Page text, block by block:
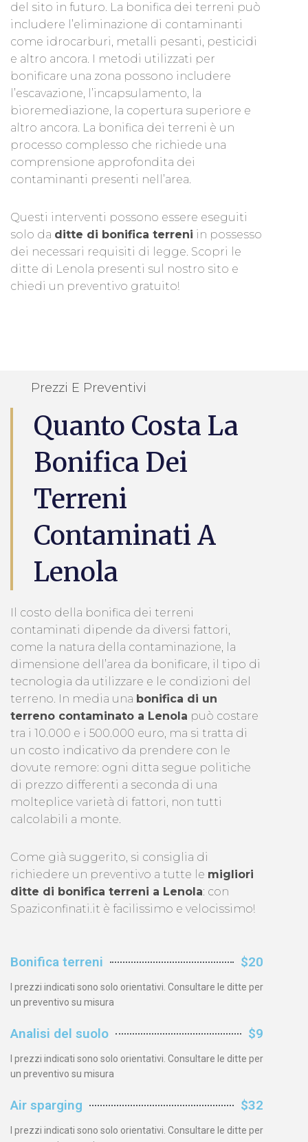
del sito in futuro. La bonifica dei terreni può
includere l’eliminazione di contaminanti
come idrocarburi, metalli pesanti, pesticidi
e altro ancora. I metodi utilizzati per
bonificare una zona possono includere
l’escavazione, l’incapsulamento, la
bioremediazione, la copertura superiore e
altro ancora. La bonifica dei terreni è un
processo complesso che richiede una
comprensione approfondita dei
contaminanti presenti nell’area.
Questi interventi possono essere eseguiti
solo da ditte di bonifica terreni in possesso
dei necessari requisiti di legge. Scopri le
ditte di Lenola presenti sul nostro sito e
chiedi un preventivo gratuito!
Prezzi E Preventivi
Quanto Costa La
Bonifica Dei
Terreni
Contaminati A
Lenola
Il costo della bonifica dei terreni
contaminati dipende da diversi fattori,
come la natura della contaminazione, la
dimensione dell’area da bonificare, il tipo di
tecnologia da utilizzare e le condizioni del
terreno. In media una bonifica di un
terreno contaminato a Lenola può costare
tra i 10.000 e i 500.000 euro, ma si tratta di
un costo indicativo da prendere con le
dovute remore: ogni ditta segue politiche
di prezzo differenti a seconda di una
molteplice varietà di fattori, non tutti
calcolabili a monte.
Come già suggerito, si consiglia di
richiedere un preventivo a tutte le migliori
ditte di bonifica terreni a Lenola: con
Spaziconfinati.it è facilissimo e velocissimo!
Bonifica terreni $20
I prezzi indicati sono solo orientativi. Consultare le ditte per
un preventivo su misura
Analisi del suolo $9
I prezzi indicati sono solo orientativi. Consultare le ditte per
un preventivo su misura
Air sparging $32
I prezzi indicati sono solo orientativi. Consultare le ditte per